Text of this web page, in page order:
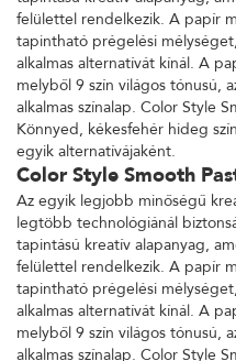
felülettel rendelkezik. A papír
tapintható prégelési
alkalmas alternatívát kínál. A
melyből 9 szín világos tónusú,
alkalmas színalap. Color Style
Könnyed, kékesfehér hideg
egyik alternatívájaként.
Color Style Smooth
Az egyik legjobb minőségű
legtöbb technológiánál
tapintású kreatív alapanyag,
felülettel rendelkezik. A papír
tapintható prégelési
alkalmas alternatívát kínál. A
melyből 9 szín világos tónusú,
alkalmas színalap. Color Style